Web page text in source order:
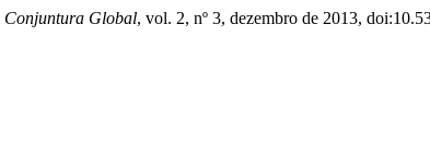
Conjuntura Global, vol. 2, nº 3, dezembro de 2013,